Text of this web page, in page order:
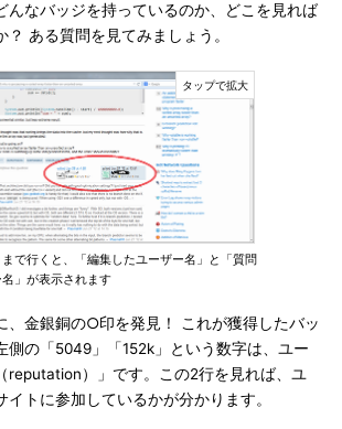
なバッジを持っているのか、どこを見れば
ある質問を見てみましょう。
で行くと、「編集したユーザー名」と「質問
」が表示されます
金銀銅の○印を発見！ これが獲得したバッ
側の「5049」「152k」という数字は、ユー
reputation）」です。この2行を見れば、ユ
イトに参加しているかが分かります。